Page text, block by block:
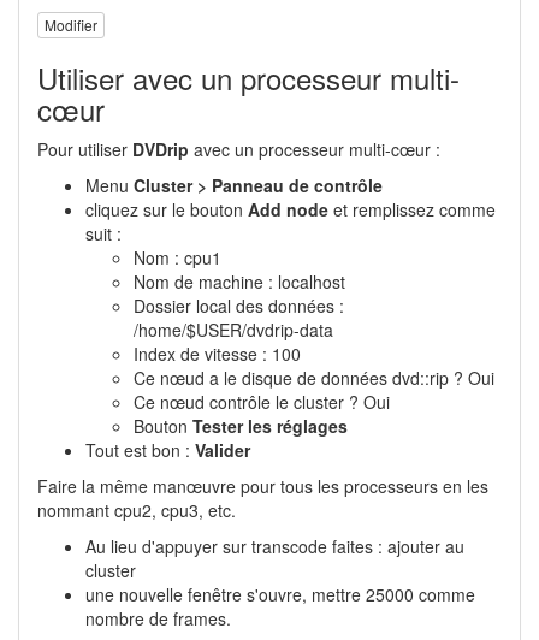
Modifier
Utiliser avec un processeur multi-
cœur
Pour utiliser DVDrip avec un processeur multi-cœur :
Menu Cluster > Panneau de contrôle
cliquez sur le bouton Add node et remplissez comme
suit :
Nom : cpu1
Nom de machine : localhost
Dossier local des données :
/home/$USER/dvdrip-data
Index de vitesse : 100
Ce nœud a le disque de données dvd::rip ? Oui
Ce nœud contrôle le cluster ? Oui
Bouton Tester les réglages
Tout est bon : Valider
Faire la même manœuvre pour tous les processeurs en les
nommant cpu2, cpu3, etc.
Au lieu d'appuyer sur transcode faites : ajouter au
cluster
une nouvelle fenêtre s'ouvre, mettre 25000 comme
nombre de frames.